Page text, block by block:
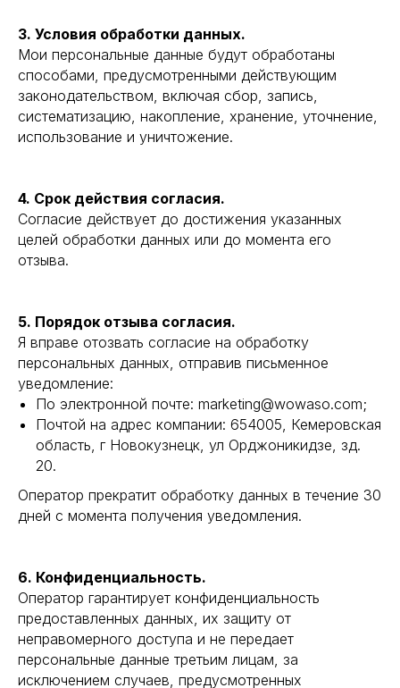
3. Условия обработки данных.
Мои персональные данные будут обработаны
способами, предусмотренными действующим
законодательством, включая сбор, запись,
систематизацию, накопление, хранение, уточнение,
использование и уничтожение.
4. Срок действия согласия.
Согласие действует до достижения указанных
целей обработки данных или до момента его
отзыва.
5. Порядок отзыва согласия.
Я вправе отозвать согласие на обработку
персональных данных, отправив письменное
уведомление:
По электронной почте: marketing@wowaso.com;
Почтой на адрес компании: 654005, Кемеровская
область, г Новокузнецк, ул Орджоникидзе, зд.
20.
Оператор прекратит обработку данных в течение 30
дней с момента получения уведомления.
6. Конфиденциальность.
Оператор гарантирует конфиденциальность
предоставленных данных, их защиту от
неправомерного доступа и не передает
персональные данные третьим лицам, за
исключением случаев, предусмотренных